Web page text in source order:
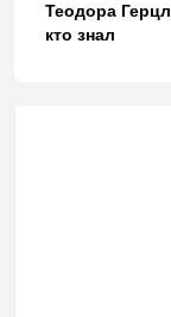
Теодора
кто знал